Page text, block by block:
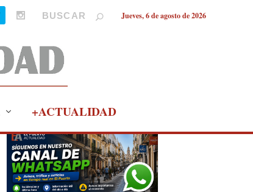
Jueves, 6 de agosto de 2026
+ACTUALIDAD
PUBLICIDAD